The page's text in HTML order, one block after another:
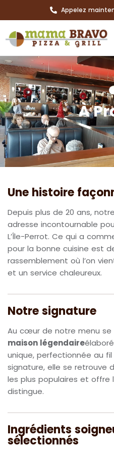
Appelez
À
Une histoire
Depuis plus de 20 ans,
adresse incontournable
L’Île-Perrot. Ce qui a
pour la bonne cuisine est
rassemblement où l’on
et un service chaleureux.
Notre signature
Au cœur de notre menu se
maison légendaire
unique, perfectionnée au
signature, elle se retrouve
les plus populaires et offre
distingue.
Ingrédients
sélectionnés